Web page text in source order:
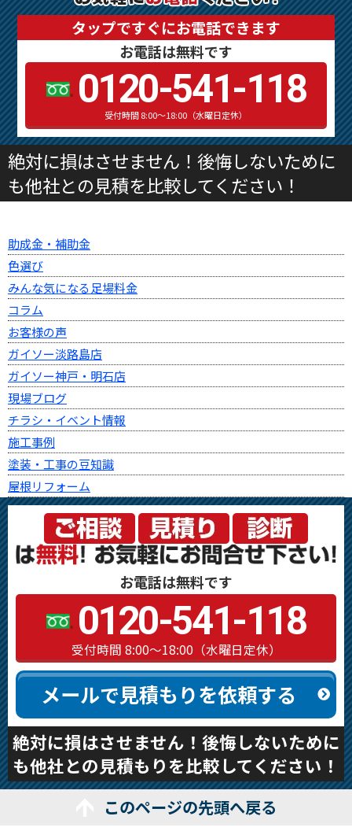
タップですぐにお電話できます
お電話は無料です
0120-541-118
受付時間 8:00～18:00（水曜日定休）
絶対に損はさせません！後悔しないために
も他社との見積を比較してください！
助成金・補助金
色選び
みんな気になる足場料金
コラム
お客様の声
ガイソー淡路島店
ガイソー神戸・明石店
現場ブログ
チラシ・イベント情報
施工事例
塗装・工事の豆知識
屋根リフォーム
お電話は無料です
0120-541-118
受付時間 8:00～18:00（水曜日定休）
メールで見積もりを依頼する
絶対に損はさせません！後悔しないために
も他社との見積もりを比較してください！
このページの先頭へ戻る